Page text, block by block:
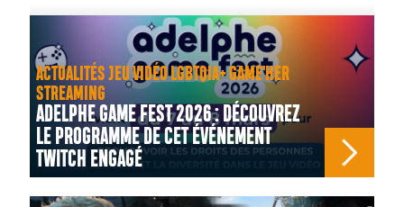
ACTUALITÉS JEU VIDÉO LGBTQIA+ GAME'HER
STREAMING
ADELPHE GAME FEST 2026 : DÉCOUVREZ
LE PROGRAMME DE CET ÉVÉNEMENT
TWITCH ENGAGÉ